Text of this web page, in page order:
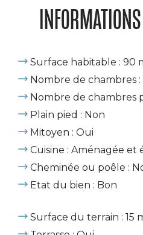
Surface habitable : 90
Nombre de chambres :
Nombre de chambres
Plain pied : Non
Mitoyen : Oui
Cuisine : Aménagée et
Cheminée ou poêle :
Etat du bien : Bon
Surface du terrain : 15